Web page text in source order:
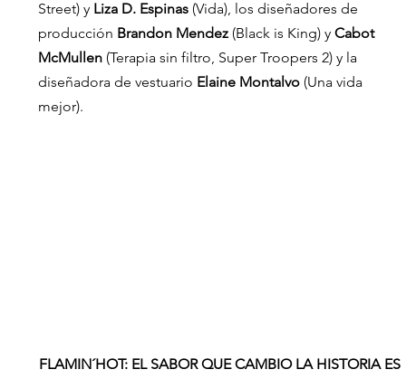
Street) y Liza D. Espinas (Vida), los diseñadores de
producción Brandon Mendez (Black is King) y Cabot
McMullen (Terapia sin filtro, Super Troopers 2) y la
diseñadora de vestuario Elaine Montalvo (Una vida
mejor).
FLAMIN´HOT: EL SABOR QUE CAMBIO LA HISTORIA ES